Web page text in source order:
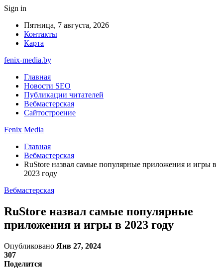
Sign in
Пятница, 7 августа, 2026
Контакты
Карта
fenix-media.by
Главная
Новости SEO
Публикации читателей
Вебмастерская
Сайтостроение
Fenix Media
Главная
Вебмастерская
RuStore назвал самые популярные приложения и игры в
2023 году
Вебмастерская
RuStore назвал самые популярные
приложения и игры в 2023 году
Опубликовано Янв 27, 2024
307
Поделится